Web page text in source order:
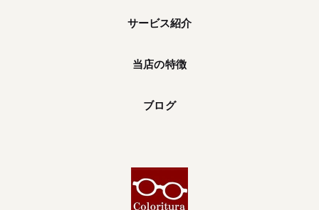
サービス紹介
当店の特徴
ブログ